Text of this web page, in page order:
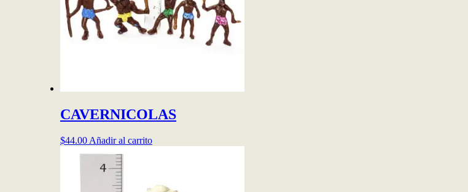
CAVERNICOLAS
$44.00 Añadir al carrito